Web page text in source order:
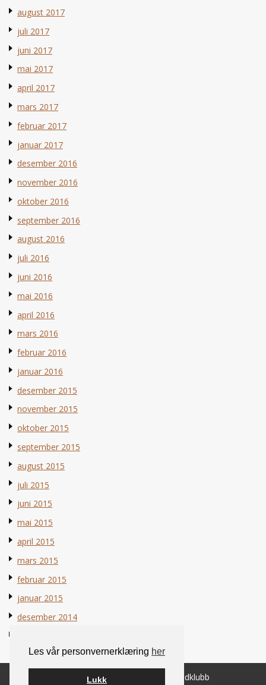
Les vår personvernerklæring her
Lukk
august 2017
juli 2017
juni 2017
mai 2017
april 2017
mars 2017
februar 2017
januar 2017
desember 2016
november 2016
oktober 2016
september 2016
august 2016
juli 2016
juni 2016
mai 2016
april 2016
mars 2016
februar 2016
januar 2016
desember 2015
november 2015
oktober 2015
september 2015
august 2015
juli 2015
juni 2015
mai 2015
april 2015
mars 2015
februar 2015
januar 2015
desember 2014
© 2026 Norsk Berner Sennenhundklubb